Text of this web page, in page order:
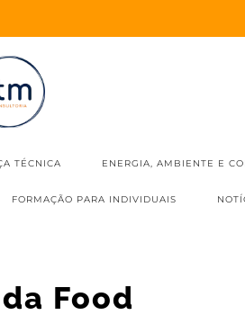
TÉCNICA ENERGIA, AMBIENTE E
FORMAÇÃO PARA INDIVIDUAIS
Food